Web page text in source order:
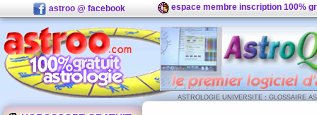
astroo @ facebook espace membre inscription 100%
ASTROLOGIE UNIVERSITE : GLOSSAIRE